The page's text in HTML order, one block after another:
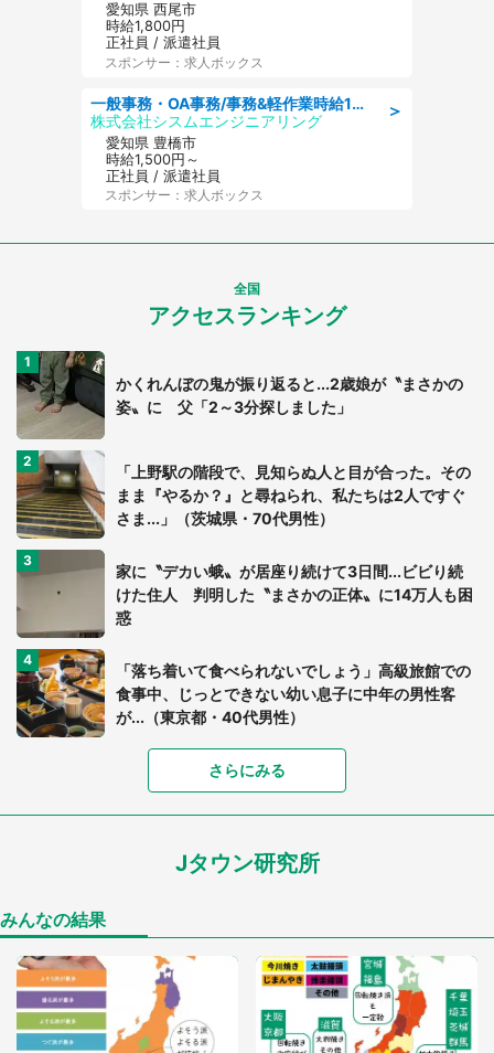
愛知県 西尾市
時給1,800円
正社員 / 派遣社員
スポンサー：求人ボックス
＞
一般事務・OA事務/事務&軽作業時給1500円土日祝休み各種社保完備
株式会社シスムエンジニアリング
愛知県 豊橋市
時給1,500円～
正社員 / 派遣社員
スポンサー：求人ボックス
全国
アクセスランキング
かくれんぼの鬼が振り返ると...2歳娘が〝まさかの
姿〟に 父「2～3分探しました」
「上野駅の階段で、見知らぬ人と目が合った。その
まま『やるか？』と尋ねられ、私たちは2人ですぐ
さま...」（茨城県・70代男性）
家に〝デカい蛾〟が居座り続けて3日間...ビビり続
けた住人 判明した〝まさかの正体〟に14万人も困
惑
「落ち着いて食べられないでしょう」高級旅館での
食事中、じっとできない幼い息子に中年の男性客
が...（東京都・40代男性）
「富豪すぎ」1歳息子の〝店頭駄々こね〟の内容に1.
7万人驚がく 「お菓子売り場ならまだしも...」「ハ
ードル高い」
あまりにも四角すぎる猫、激写される 「これもう
「閉所恐怖症の私は新幹線で大パニック。隣席の青
年に『手を繋いで』とお願いしたら...」 体験談に
8万人感動
さらにみる
Jタウン研究所
みんなの結果